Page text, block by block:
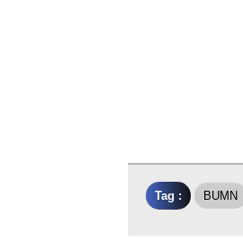
Tag : BUMN